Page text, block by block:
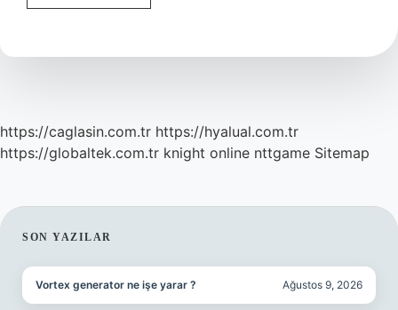
Nedir
https://caglasin.com.tr https://hyalual.com.tr
https://globaltek.com.tr knight online nttgame Sitemap
SIDEBAR
SON YAZILAR
Vortex generator ne işe yarar ? Ağustos 9, 2026